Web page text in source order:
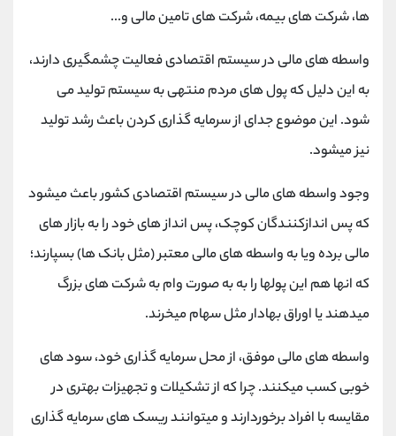
ها، شرکت های بیمه، شرکت های تامین مالی و...
واسطه های مالی در سیستم اقتصادی فعالیت چشمگیری دارند،
به این دلیل که پول های مردم منتهی به سیستم تولید می
شود. این موضوع جدای از سرمایه گذاری کردن باعث رشد تولید
نیز میشود.
وجود واسطه های مالی در سیستم اقتصادی کشور باعث میشود
که پس اندازکنندگان کوچک، پس انداز های خود را به بازار های
مالی برده ویا به واسطه های مالی معتبر (مثل بانک ها) بسپارند؛
که انها هم این پولها را به به صورت وام به شرکت های بزرگ
میدهند یا اوراق بهادار مثل سهام میخرند.
واسطه های مالی موفق، از محل سرمایه گذاری خود، سود های
خوبی کسب میکنند. چرا که از تشکیلات و تجهیزات بهتری در
مقایسه با افراد برخوردارند و میتوانند ریسک های سرمایه گذاری